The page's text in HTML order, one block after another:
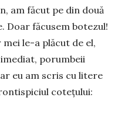
am făcut pe din două
Doar făcusem botezul!
le-a plăcut de el,
porum­beii
eu am scris cu litere
co­tețului: